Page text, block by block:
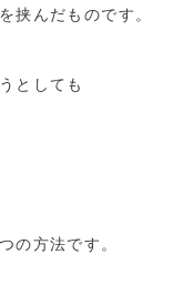
挟んだものです。
としても
の方法です。